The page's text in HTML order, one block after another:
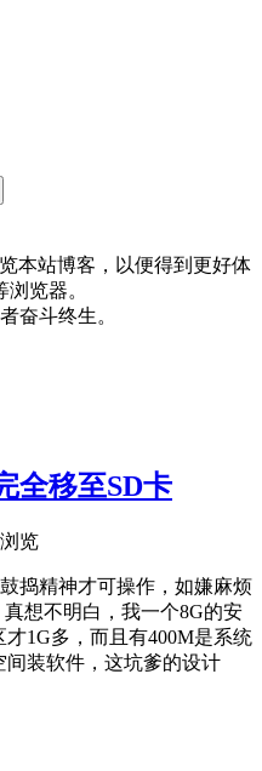
本站博客，以便得到更好体
浏览器。
奋斗终生。
全移至SD卡
览
捣精神才可操作，如嫌麻烦
想不明白，我一个8G的安
1G多，而且有400M是系统
间装软件，这坑爹的设计